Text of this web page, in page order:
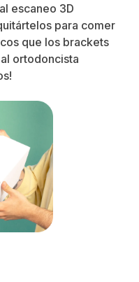
escaneo 3D
para comer
que los brackets
ortodoncista